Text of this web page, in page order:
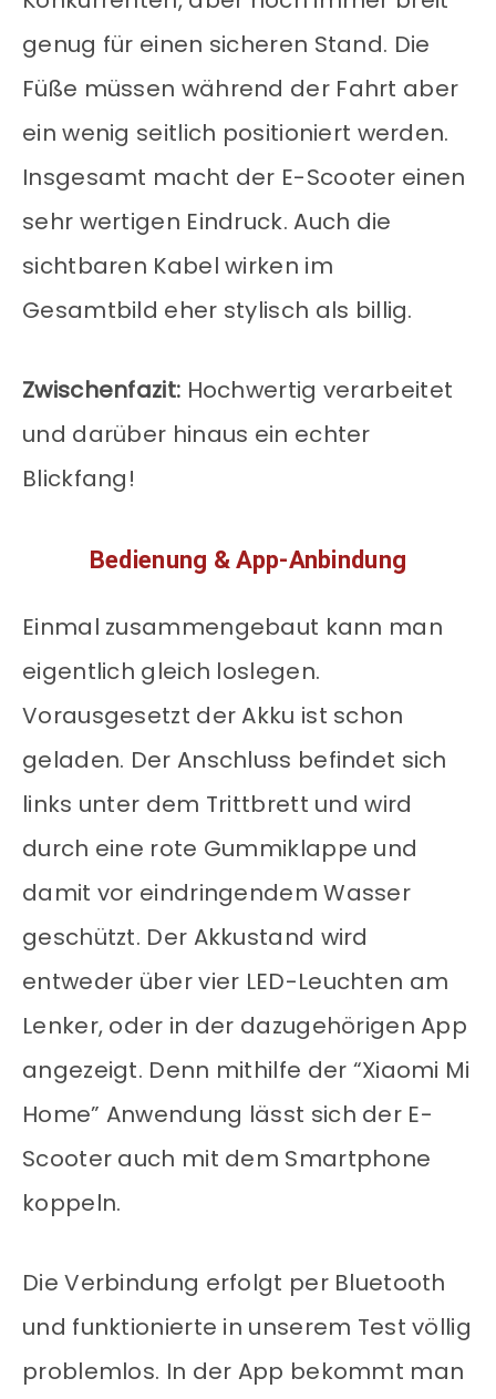
genug für einen sicheren Stand. Die
Füße müssen während der Fahrt aber
ein wenig seitlich positioniert werden.
Insgesamt macht der E-Scooter einen
sehr wertigen Eindruck. Auch die
sichtbaren Kabel wirken im
Gesamtbild eher stylisch als billig.
Zwischenfazit: Hochwertig verarbeitet
und darüber hinaus ein echter
Blickfang!
Bedienung & App-Anbindung
Einmal zusammengebaut kann man
eigentlich gleich loslegen.
Vorausgesetzt der Akku ist schon
geladen. Der Anschluss befindet sich
links unter dem Trittbrett und wird
durch eine rote Gummiklappe und
damit vor eindringendem Wasser
geschützt. Der Akkustand wird
entweder über vier LED-Leuchten am
Lenker, oder in der dazugehörigen App
angezeigt. Denn mithilfe der “Xiaomi Mi
Home” Anwendung lässt sich der E-
Scooter auch mit dem Smartphone
koppeln.
Die Verbindung erfolgt per Bluetooth
und funktionierte in unserem Test völlig
problemlos. In der App bekommt man